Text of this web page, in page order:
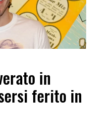
in
ferito in